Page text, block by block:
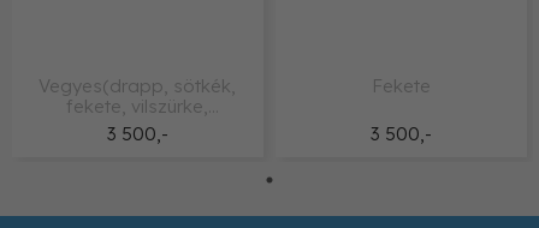
3 500,-
Vegyes(drapp, sötkék,
fekete, vilszürke,
sötszürke)
3 500,-
Fekete